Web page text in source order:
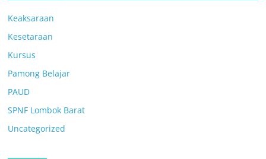
Keaksaraan
Kesetaraan
Kursus
Pamong Belajar
PAUD
SPNF Lombok Barat
Uncategorized